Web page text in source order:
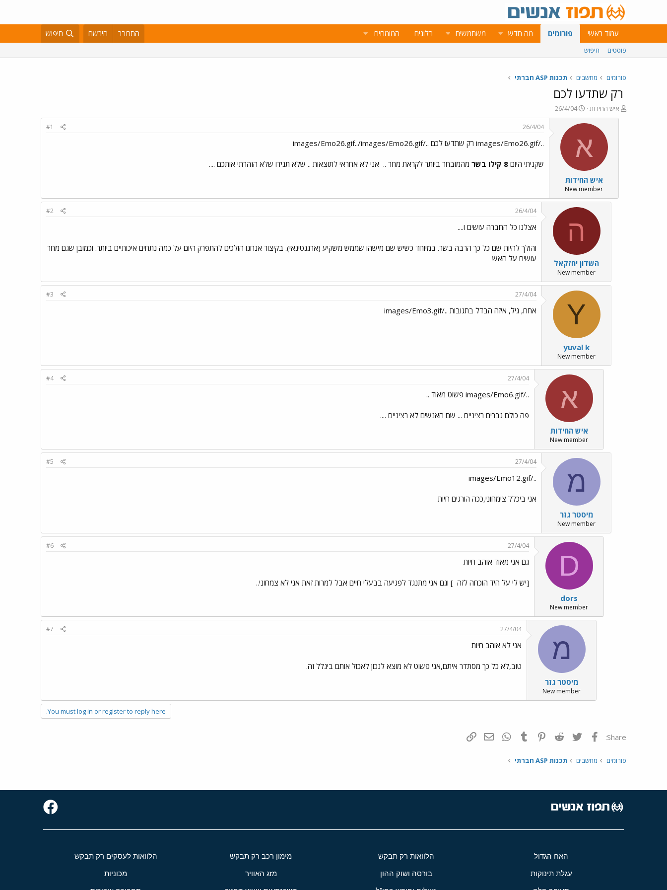
עמוד ראשי פורומים מה חדש משתמשים בלוגים המומחים התחבר הירשם חיפוש
פוסטים חיפוש
פורומים מחשבים תכנות ASP חברתי
רק שתדעו לכם
פ
ו
איש החידות
פ
ו
ר
ם
ב
א
ר
י
ך
26/4/04
א
איש החידות
New member
26/4/04
#1
../images/Emo26.gif רק שתדעו לכם ../images/Emo26.gif../images/Emo26.gif
שקניתי היום 8 קילו בשר מהמובחר ביותר לקראת מחר .. אני לא אחראי לתוצאות .. שלא תגידו שלא הזהרתי אותכם ....
ה
השדון יחזקאל
New member
26/4/04
#2
אצלנו כל החברה עושים ו....
והולך להיות שם כל כך הרבה בשר. במיוחד כשיש שם מישהו שממש משקיע (ארגנטינאי). בקיצור אנחנו הולכים להתפרק היום על כמה נתחים איכותיים ביותר. וכמובן שגם מחר
עושים על האש
Y
yuval k
New member
27/4/04
#3
אחח, גיל, איזה הבדל בתגובות ../images/Emo3.gif
א
איש החידות
New member
27/4/04
#4
../images/Emo6.gif פשוט מאוד ..
פה כולם גברים רציניים ... שם האנשים לא רציניים ....
מ
מיסטר גזר
New member
27/4/04
#5
../images/Emo12.gif
אני ביכלל צימחוני,ככה הורגים חיות
D
dors
New member
27/4/04
#6
גם אני מאוד אוהב חיות
[יש לי על היד הוכחה לזה ] וגם אני מתנגד לפגיעה בבעלי חיים אבל למרות זאת אני לא צמחוני..
מ
מיסטר גזר
New member
27/4/04
#7
אני לא אוהב חיות
טוב,לא כל כך מסתדר איתם,אני פשוט לא מוצא לנכון לאכול אותם ביגלל זה.
You must log in or register to reply here.
Share: פייסבוק Twitter
Reddit
Pinterest
Tumblr
WhatsAppדואר אלקטרוני
פורומים מחשבים תכנות ASP חברתי
האח הגדול הלוואות רק תבקש מימון רכב רק תבקש הלוואות לעסקים רק תבקש
עגלת תינוקות בורסה ושוק ההון מזג האוויר מכוניות